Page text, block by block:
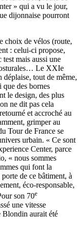
» qui a vu le jour,
dijonnaise pourront
choix de vélos (route,
: celui-ci propose,
mais aussi une
Le XXIe
déplaise, tout de même,
des bornes
le design, des plus
ne dit pas cela
et accroché au
grimper au
Tour de France se
urbain. « Ce sont
Center, parce
« nous sommes
qui font la
de ce bâtiment, à
éco-responsable,
son 70e
une vitesse
Blondin aurait été